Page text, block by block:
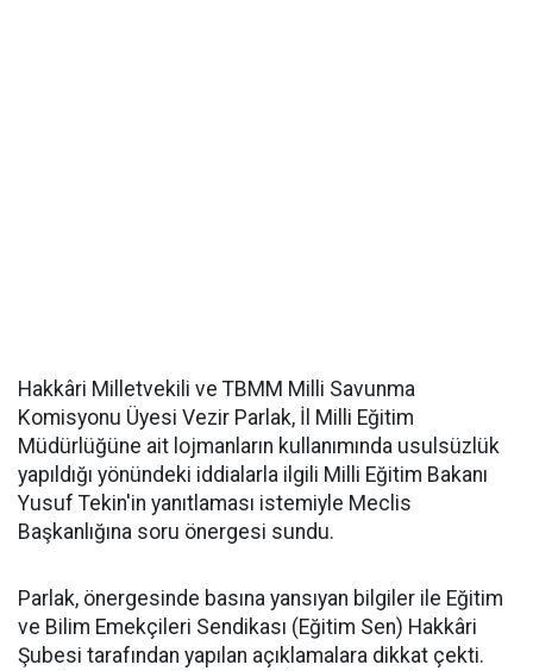
Hakkâri Milletvekili ve TBMM Milli Savunma
Komisyonu Üyesi Vezir Parlak, İl Milli Eğitim
Müdürlüğüne ait lojmanların kullanımında usulsüzlük
yapıldığı yönündeki iddialarla ilgili Milli Eğitim Bakanı
Yusuf Tekin'in yanıtlaması istemiyle Meclis
Başkanlığına soru önergesi sundu.
Parlak, önergesinde basına yansıyan bilgiler ile Eğitim
ve Bilim Emekçileri Sendikası (Eğitim Sen) Hakkâri
Şubesi tarafından yapılan açıklamalara dikkat çekti.